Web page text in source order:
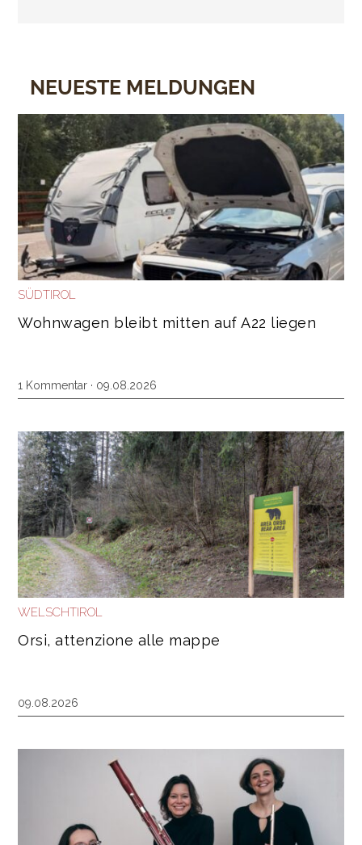
NEUESTE MELDUNGEN
SÜDTIROL
Wohnwagen bleibt mitten auf A22 liegen
1 Kommentar · 09.08.2026
WELSCHTIROL
Orsi, attenzione alle mappe
09.08.2026